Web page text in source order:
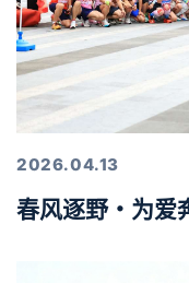
2026.04.13
春风逐野・为